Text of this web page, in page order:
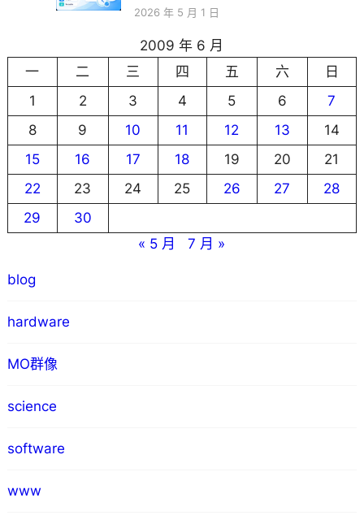
2026 年 5 月 1 日
2009 年 6 月
一
二 三 四 五 六
日
1
2 3 4 5 6
7
8
9 10 11 12 13
14
15
16 17 18 19 20
21
22
23 24 25 26 27
28
29
30
« 5 月
7 月 »
blog
hardware
MO群像
science
software
www